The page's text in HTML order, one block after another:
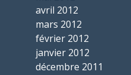
avril 2012
mars 2012
février 2012
janvier 2012
décembre 2011